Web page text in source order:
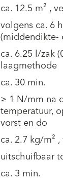
ca. 12.5 m² ,
volgens ca. 6
ca. 6.25 l/zak
laagmethode
ca. 30 min.
≥ 1 N/mm na
temperatuur,
vorst en do
ca. 2.7 kg/m²
uitschuifbaar
ca. 3 min.